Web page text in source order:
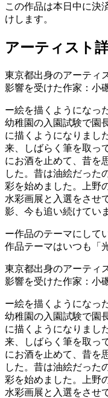
この作品は本日中に決
けします。
アーティスト
東京都出身のアーティ
影響を受けた作家：小
ー絵を描くようになっ
幼稚園の入園試験で園
に描くようになりまし
来、しばらく筆を取っ
にお酒を止めて、昔を
した。昔は油絵だった
彩を始めました。上野
水彩画展と入選をさせ
影、今も追い続けてい
ー作品のテーマにして
作品テーマはいつも「
東京都出身のアーティ
影響を受けた作家：小
ー絵を描くようになっ
幼稚園の入園試験で園
に描くようになりまし
来、しばらく筆を取っ
にお酒を止めて、昔を
した。昔は油絵だった
彩を始めました。上野
水彩画展と入選をさせ